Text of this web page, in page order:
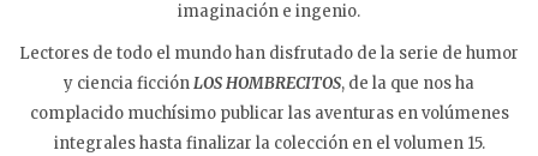
imaginación e ingenio.
Lectores de todo el mundo han disfrutado de la serie de humor
y ciencia ficciónLOS HOMBRECITOS, de la que nos ha
complacido muchísimo publicar las aventuras en volúmenes
integrales hasta finalizar la colección en el volumen 15.